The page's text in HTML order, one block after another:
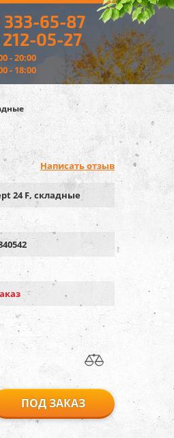
333-65-87
05-27
- 20:00
- 18:00
Написать отзыв
24 F, складные
ПОД ЗАКАЗ